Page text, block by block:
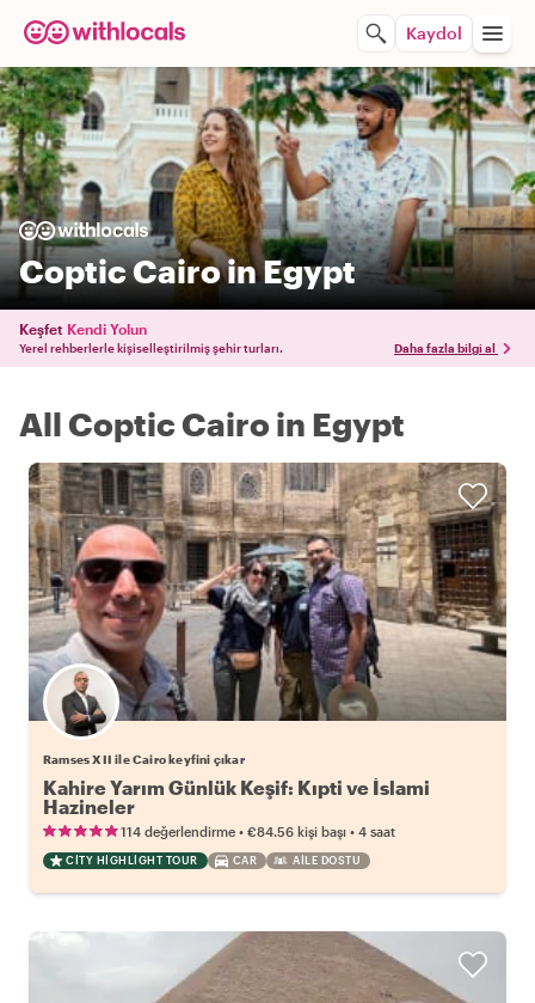
Kaydol
Coptic Cairo in Egypt
Keşfet Kendi Yolun
Yerel rehberlerle kişiselleştirilmiş şehir turları. Daha fazla bilgi al
All Coptic Cairo in Egypt
Ramses XII ile Cairo keyfini çıkar
Kahire Yarım Günlük Keşif: Kıpti ve İslami
Hazineler
114 değerlendirme • €84.56 kişi başı • 4 saat
CITY HIGHLIGHT TOUR CAR AILE DOSTU